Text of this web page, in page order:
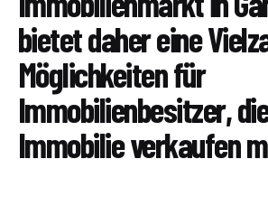
bietet daher eine
Möglichkeiten für
Immobilienbesitzer,
Immobilie verkaufen